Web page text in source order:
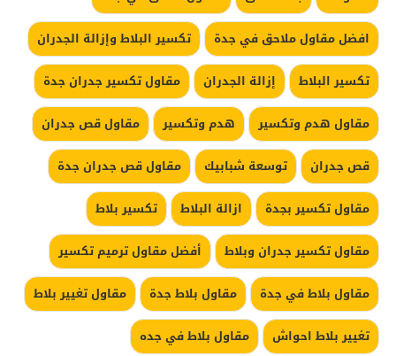
افضل مقاول ملاحق في جدة
تكسير البلاط وإزالة الجدران
تكسير البلاط
إزالة الجدران
مقاول تكسير جدران جدة
مقاول هدم وتكسير
هدم وتكسير
مقاول قص جدران
قص جدران
توسعة شبابيك
مقاول قص جدران جدة
مقاول تكسير بجدة
ازالة البلاط
تكسير بلاط
مقاول تكسير جدران وبلاط
أفضل مقاول ترميم تكسير
مقاول بلاط في جدة
مقاول بلاط جدة
مقاول تغيير بلاط
تغيير بلاط احواش
مقاول بلاط في جده